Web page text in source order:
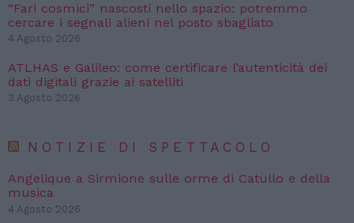
“Fari cosmici” nascosti nello spazio: potremmo
cercare i segnali alieni nel posto sbagliato
4 Agosto 2026
ATLHAS e Galileo: come certificare l’autenticità dei
dati digitali grazie ai satelliti
3 Agosto 2026
NOTIZIE DI SPETTACOLO
Angelique a Sirmione sulle orme di Catullo e della
musica
4 Agosto 2026